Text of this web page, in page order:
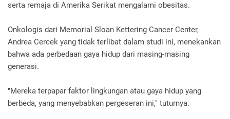
serta remaja di Amerika Serikat mengalami obesitas.
Onkologis dari Memorial Sloan Kettering Cancer Center,
Andrea Cercek yang tidak terlibat dalam studi ini, menekankan
bahwa ada perbedaan gaya hidup dari masing-masing
generasi.
"Mereka terpapar faktor lingkungan atau gaya hidup yang
berbeda, yang menyebabkan pergeseran ini," tuturnya.